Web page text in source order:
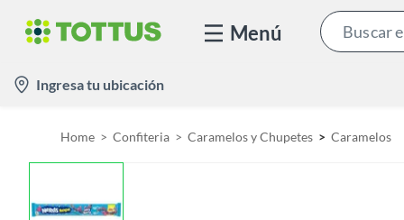
Menú
Ingresa tu ubicación
Home Confiteria Caramelos y Chupetes Caramelos